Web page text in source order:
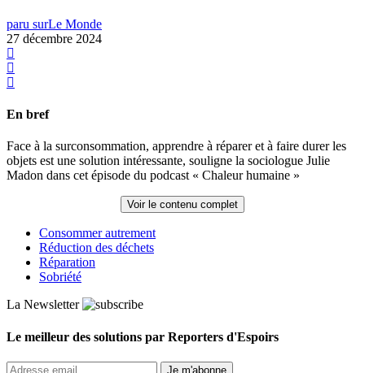
paru surLe Monde
27 décembre 2024
En bref
Face à la surconsommation, apprendre à réparer et à faire durer les
objets est une solution intéressante, souligne la sociologue Julie
Madon dans cet épisode du podcast « Chaleur humaine »
Voir le contenu complet
Consommer autrement
Réduction des déchets
Réparation
Sobriété
La Newsletter
Le meilleur des solutions par Reporters d'Espoirs